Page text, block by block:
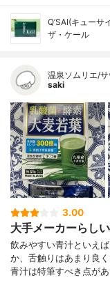
Q’SAI(キューサ
ザ・ケール
温泉ソムリエ/
saki
3.00
大手メーカーらし
飲みやすい青汁といえ
か、舌触りはあまり良
青汁は特筆すべき点が